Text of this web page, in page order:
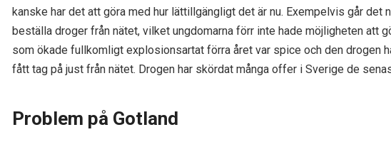
kanske har det att göra med hur lättillgängligt det är nu. Exempelvis går det
beställa droger från nätet, vilket ungdomarna förr inte hade möjligheten att
som ökade fullkomligt explosionsartat förra året var spice och den drogen
fått tag på just från nätet. Drogen har skördat många offer i Sverige de
Problem på Gotland